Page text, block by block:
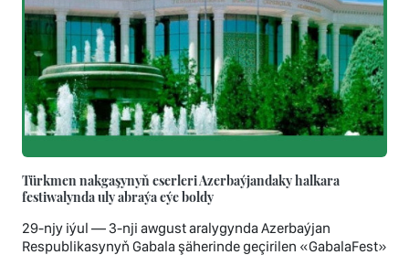
Türkmen nakgaşynyň eserleri Azerbaýjandaky halkara
festiwalynda uly abraýa eýe boldy
29-njy iýul — 3-nji awgust aralygynda Azerbaýjan
Respublikasynyň Gabala şäherinde geçirilen «GabalaFest»